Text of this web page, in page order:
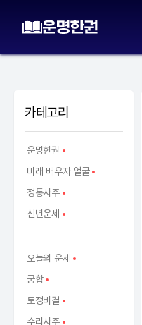
카테고리
운명한권
미래 배우자 얼굴
정통사주
신년운세
오늘의 운세
궁합
토정비결
수리사주